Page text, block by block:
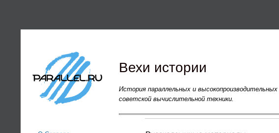
Информационно-
аналитический
центр по
параллельным
Вехи истории
История параллельных и
советской вычислительной техники.